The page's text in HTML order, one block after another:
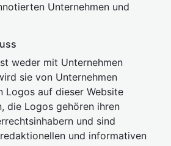
Unternehmen und
weder mit Unternehmen
sie von Unternehmen
Logos auf dieser Website
die Logos gehören ihren
und sind
und informativen